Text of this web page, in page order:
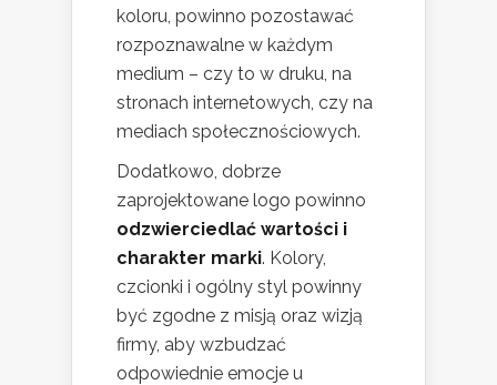
koloru, powinno pozostawać
rozpoznawalne w każdym
medium – czy to w druku, na
stronach internetowych, czy na
mediach społecznościowych.
Dodatkowo, dobrze
zaprojektowane logo powinno
odzwierciedlać wartości i
charakter marki. Kolory,
czcionki i ogólny styl powinny
być zgodne z misją oraz wizją
firmy, aby wzbudzać
odpowiednie emocje u